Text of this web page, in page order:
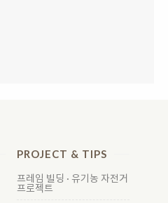
PROJECT & TIPS
프레임 빌딩 · 유기농 자전거
프로젝트